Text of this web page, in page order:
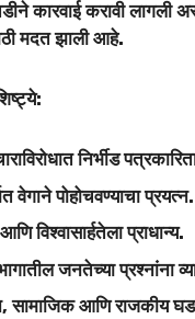
कारवाई करावी लागली
मदत झाली आहे.
निर्भीड
वेगाने पोहोचवण्याचा प्रयत्न.
विश्वासार्हतेला प्राधान्य.
जनतेच्या प्रश्नांना
सामाजिक आणि राजकीय